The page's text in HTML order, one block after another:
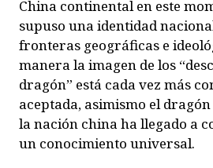
China continental en este
supuso una identidad
fronteras geográficas e
manera la imagen de los
dragón” está cada vez más
aceptada, asimismo el
la nación china ha llegado a
un conocimiento universal.